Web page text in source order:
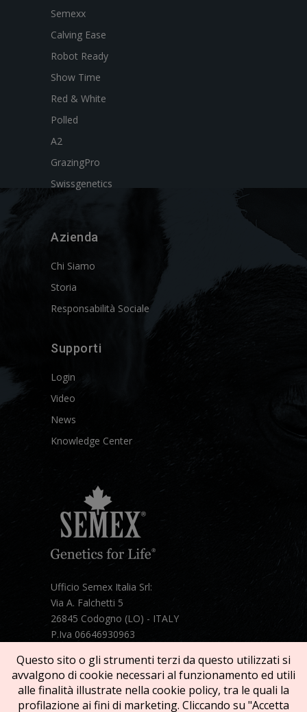
Semexx
Calving Ease
Robot Ready
Show Time
Red & White
Polled
A2
GrazingPro
Swissgenetics
Azienda
Chi Siamo
Storia
Responsabilità Sociale
Supporti
Login
Video
News
Knowledge Center
Ufficio Semex Italia Srl:
Via A. Falchetti 5
26845 Codogno (LO) - ITALY
P.Iva 06646930963
Mail: semex@semexitalia.it
Guarda la mappa
Questo sito o gli strumenti terzi da questo utilizzati si
avvalgono di cookie necessari al funzionamento ed utili
alle finalità illustrate nella cookie policy, tra le quali la
profilazione ai fini di marketing. Cliccando su "Accetta